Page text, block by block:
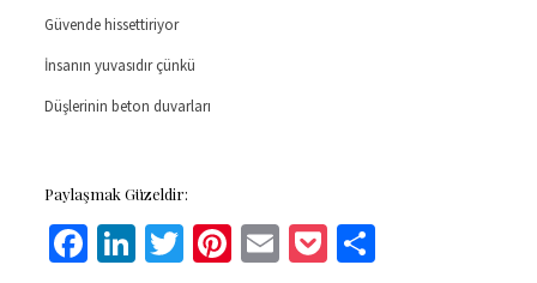
Güvende hissettiriyor
İnsanın yuvasıdır çünkü
Düşlerinin beton duvarları
Paylaşmak Güzeldir:
Facebook
LinkedIn
Twitter
Pinterest
EmailPocketShare